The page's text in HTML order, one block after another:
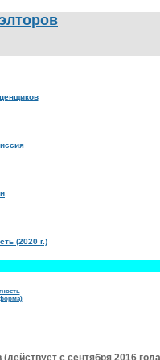
(2020 г.)